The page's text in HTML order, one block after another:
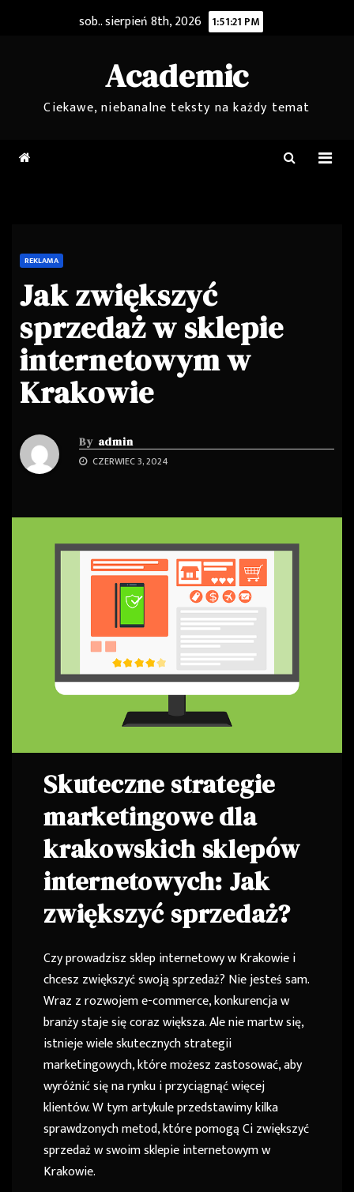
sob.. sierpień 8th, 2026 1:51:22 PM
Academic
Ciekawe, niebanalne teksty na każdy temat
REKLAMA
Jak zwiększyć
sprzedaż w sklepie
internetowym w
Krakowie
By admin
CZERWIEC 3, 2024
Skuteczne strategie
marketingowe dla
krakowskich sklepów
internetowych: Jak
zwiększyć sprzedaż?
Czy prowadzisz sklep internetowy w Krakowie i
chcesz zwiększyć swoją sprzedaż? Nie jesteś sam.
Wraz z rozwojem e-commerce, konkurencja w
branży staje się coraz większa. Ale nie martw się,
istnieje wiele skutecznych strategii
marketingowych, które możesz zastosować, aby
wyróżnić się na rynku i przyciągnąć więcej
klientów. W tym artykule przedstawimy kilka
sprawdzonych metod, które pomogą Ci zwiększyć
sprzedaż w swoim sklepie internetowym w
Krakowie.